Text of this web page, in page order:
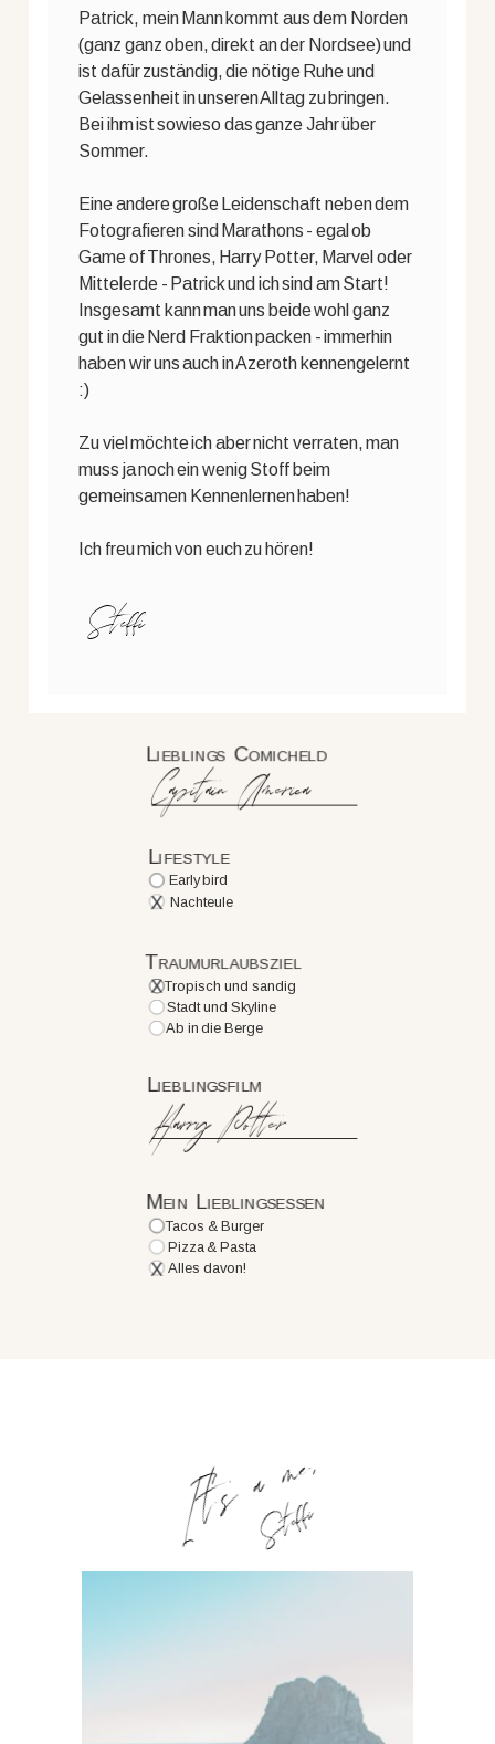
Patrick, mein Mann kommt aus dem Norden
(ganz ganz oben, direkt an der Nordsee) und
ist dafür zuständig, die nötige Ruhe und
Gelassenheit in unseren Alltag zu bringen.
Bei ihm ist sowieso das ganze Jahr über
Sommer.
Eine andere große Leidenschaft neben dem
Fotografieren sind Marathons - egal ob
Game of Thrones, Harry Potter, Marvel oder
Mittelerde - Patrick und ich sind am Start!
Insgesamt kann man uns beide wohl ganz
gut in die Nerd Fraktion packen - immerhin
haben wir uns auch in Azeroth kennengelernt
:)
Zu viel möchte ich aber nicht verraten, man
muss ja noch ein wenig Stoff beim
gemeinsamen Kennenlernen haben!
Ich freu mich von euch zu hören!
Steffi
Lieblings Comicheld
Capitain America
Lifestyle
Early bird
Nachteule
X
Traumurlaubsziel
Tropisch und sandig
Stadt und Skyline
Ab in die Berge
X
Lieblingsfilm
Harry Potter
Mein Lieblingsessen
Tacos & Burger
Pizza & Pasta
Alles davon!
X
It's a me,
Steffi